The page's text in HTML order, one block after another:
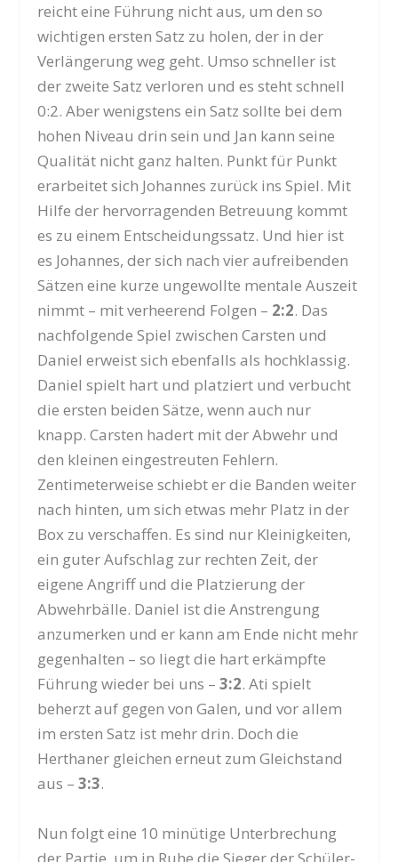
reicht eine Führung nicht aus, um den so
wichtigen ersten Satz zu holen, der in der
Verlängerung weg geht. Umso schneller ist
der zweite Satz verloren und es steht schnell
0:2. Aber wenigstens ein Satz sollte bei dem
hohen Niveau drin sein und Jan kann seine
Qualität nicht ganz halten. Punkt für Punkt
erarbeitet sich Johannes zurück ins Spiel. Mit
Hilfe der hervorragenden Betreuung kommt
es zu einem Entscheidungssatz. Und hier ist
es Johannes, der sich nach vier aufreibenden
Sätzen eine kurze ungewollte mentale Auszeit
nimmt – mit verheerend Folgen – 2:2. Das
nachfolgende Spiel zwischen Carsten und
Daniel erweist sich ebenfalls als hochklassig.
Daniel spielt hart und platziert und verbucht
die ersten beiden Sätze, wenn auch nur
knapp. Carsten hadert mit der Abwehr und
den kleinen eingestreuten Fehlern.
Zentimeterweise schiebt er die Banden weiter
nach hinten, um sich etwas mehr Platz in der
Box zu verschaffen. Es sind nur Kleinigkeiten,
ein guter Aufschlag zur rechten Zeit, der
eigene Angriff und die Platzierung der
Abwehrbälle. Daniel ist die Anstrengung
anzumerken und er kann am Ende nicht mehr
gegenhalten – so liegt die hart erkämpfte
Führung wieder bei uns –3:2. Ati spielt
beherzt auf gegen von Galen, und vor allem
im ersten Satz ist mehr drin. Doch die
Herthaner gleichen erneut zum Gleichstand
aus –3:3.
Nun folgt eine 10 minütige Unterbrechung
der Partie, um in Ruhe die Sieger der Schüler-